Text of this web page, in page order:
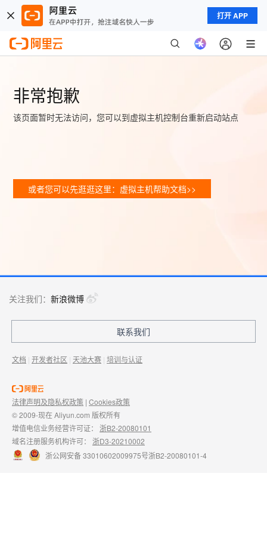
打开 APP
非常抱歉
该页面暂时无法访问，您可以到虚拟主机控制台重新启动站点
或者您可以先逛逛这里：虚拟主机帮助文档>>